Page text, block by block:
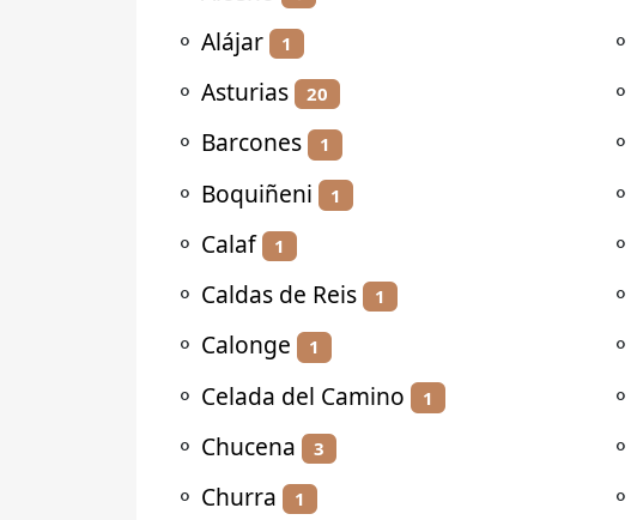
⚬ Alájar 1
⚬ Asturias 20
⚬ Barcones 1
⚬ Boquiñeni 1
⚬ Calaf 1
⚬ Caldas de Reis 1
⚬ Calonge 1
⚬ Celada del Camino 1
⚬ Chucena 3
⚬ Churra 1
⚬
⚬
⚬
⚬
⚬
⚬
⚬
⚬
⚬
⚬